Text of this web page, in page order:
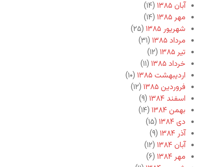
آبان ۱۳۸۵
(۱۴)
مهر ۱۳۸۵
(۱۴)
شهریور ۱۳۸۵
(۲۵)
مرداد ۱۳۸۵
(۳۱)
تیر ۱۳۸۵
(۱۲)
خرداد ۱۳۸۵
(۱۱)
اردیبهشت ۱۳۸۵
(۱۰)
فروردین ۱۳۸۵
(۱۲)
اسفند ۱۳۸۴
(۹)
بهمن ۱۳۸۴
(۱۴)
دی ۱۳۸۴
(۱۵)
آذر ۱۳۸۴
(۹)
آبان ۱۳۸۴
(۱۲)
مهر ۱۳۸۴
(۶)